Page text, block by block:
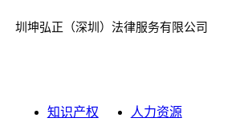
圳坤弘正（深圳）法律服务有限公司
知识产权 人力资源